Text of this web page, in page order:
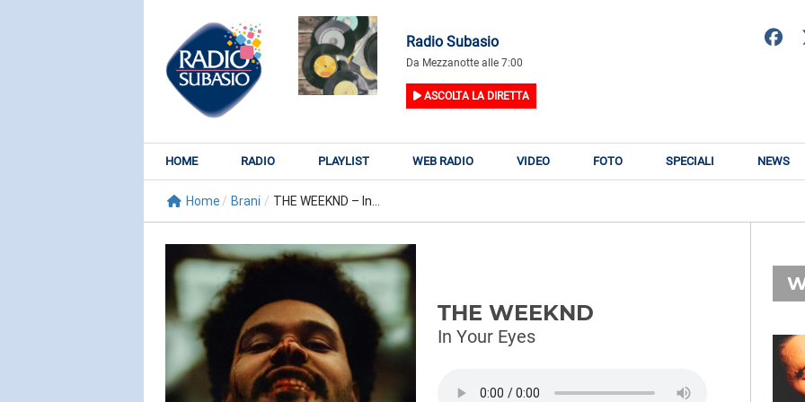
Radio Subasio
Da Mezzanotte alle 7:00
ASCOLTA LA DIRETTA
HOME RADIO PLAYLIST WEB RADIO VIDEO FOTO SPECIALI NEWS
Home / Brani / THE WEEKND – In...
THE WEEKND
In Your Eyes
RADIO SUBY
KATY PERRY
Watch It Burn
RADIO SUBASIO
Suoni Emozioni e Sogni